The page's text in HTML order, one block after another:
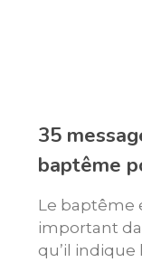
35
baptême
Le baptême
important
qu’il